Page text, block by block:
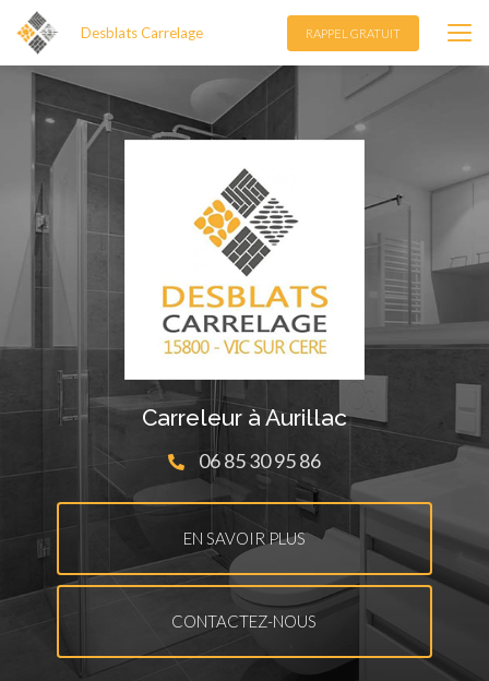
Aller
au
contenu
principal
Desblats Carrelage RAPPEL GRATUIT
Carreleur à Aurillac
06 85 30 95 86
EN SAVOIR PLUS
CONTACTEZ-NOUS